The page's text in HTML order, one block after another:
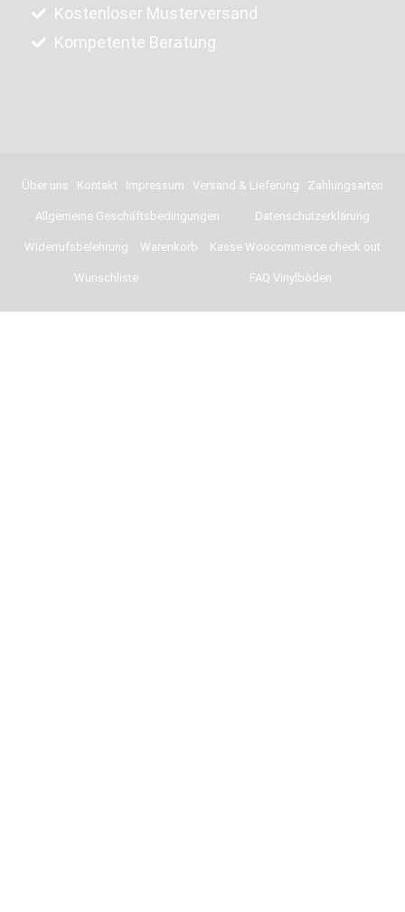
Kostenloser Musterversand
Kompetente Beratung
Über uns Kontakt Impressum Versand & Lieferung Zahlungsarten
Allgemeine Geschäftsbedingungen Datenschutzerklärung
Widerrufsbelehrung Warenkorb Kasse Woocommerce check out
Wunschliste FAQ Vinylböden